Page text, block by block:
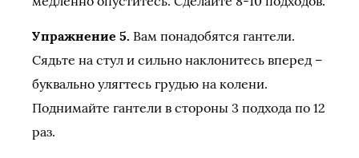
Упражнение 5. Вам понадобятся гантели.
Сядьте на стул и сильно наклонитесь вперед –
буквально улягтесь грудью на колени.
Поднимайте гантели в стороны 3 подхода по 12
раз.